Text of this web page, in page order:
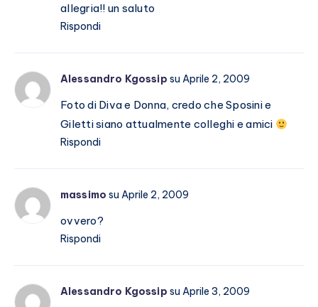
allegria!! un saluto
Rispondi
Alessandro Kgossip su Aprile 2, 2009
Foto di Diva e Donna, credo che Sposini e
Giletti siano attualmente colleghi e amici
Rispondi
massimo su Aprile 2, 2009
ovvero?
Rispondi
Alessandro Kgossip su Aprile 3, 2009